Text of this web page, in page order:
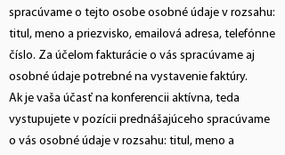
spracúvame o tejto osobe osobné údaje v rozsahu:
titul, meno a priezvisko, emailová adresa, telefónne
číslo. Za účelom fakturácie o vás spracúvame aj
osobné údaje potrebné na vystavenie faktúry.
Ak je vaša účasť na konferencii aktívna, teda
vystupujete v pozícii prednášajúceho spracúvame
o vás osobné údaje v rozsahu: titul, meno a